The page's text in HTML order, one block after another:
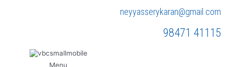
neyyasserykaran@gmail.com
98471 41115
Menu